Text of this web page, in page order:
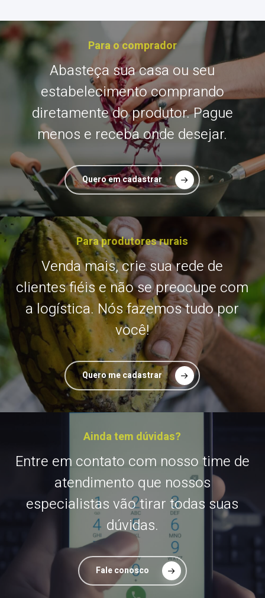
Para o comprador
Abasteça sua casa ou seu
estabelecimento comprando
diretamente do produtor. Pague
menos e receba onde desejar.
Quero em cadastrar
Para produtores rurais
Venda mais, crie sua rede de
clientes fiéis e não se preocupe com
a logística. Nós fazemos tudo por
você!
Quero me cadastrar
Ainda tem dúvidas?
Entre em contato com nosso time de
atendimento que nossos
especialistas vão tirar todas suas
dúvidas.
Fale conosco